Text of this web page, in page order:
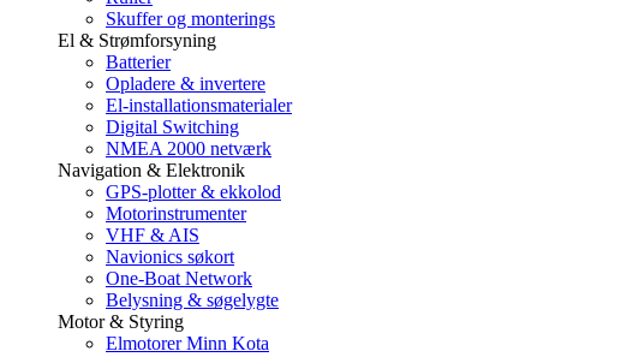
Skuffer og monterings
El & Strømforsyning
Batterier
Opladere & invertere
El-installationsmaterialer
Digital Switching
NMEA 2000 netværk
Navigation & Elektronik
GPS-plotter & ekkolod
Motorinstrumenter
VHF & AIS
Navionics søkort
One-Boat Network
Belysning & søgelygte
Motor & Styring
Elmotorer Minn Kota